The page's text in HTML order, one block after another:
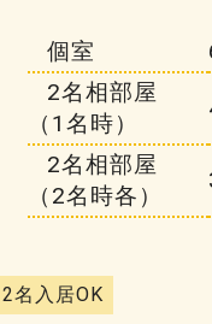
個室
2名相部屋
（1名時）
2名相部屋
（2名時各）
2名入居OK